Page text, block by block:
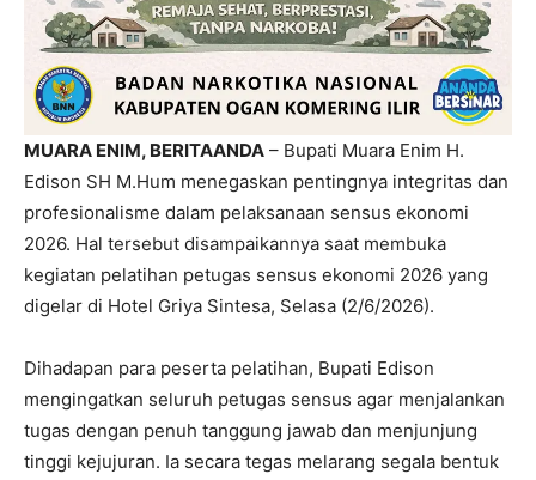
MUARA ENIM, BERITAANDA – Bupati Muara Enim H.
Edison SH M.Hum menegaskan pentingnya integritas dan
profesionalisme dalam pelaksanaan sensus ekonomi
2026. Hal tersebut disampaikannya saat membuka
kegiatan pelatihan petugas sensus ekonomi 2026 yang
digelar di Hotel Griya Sintesa, Selasa (2/6/2026).
Dihadapan para peserta pelatihan, Bupati Edison
mengingatkan seluruh petugas sensus agar menjalankan
tugas dengan penuh tanggung jawab dan menjunjung
tinggi kejujuran. Ia secara tegas melarang segala bentuk